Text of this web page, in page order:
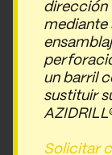
dirección
mediante
un barril
sustituir
Solicitar